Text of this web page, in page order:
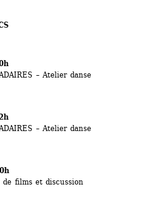
– Atelier danse
– Atelier danse
films et discussion